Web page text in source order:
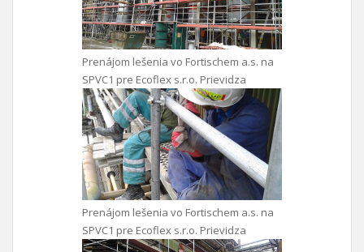
Prenájom lešenia vo Fortischem a.s. na
SPVC1 pre Ecoflex s.r.o. Prievidza
Prenájom lešenia vo Fortischem a.s. na
SPVC1 pre Ecoflex s.r.o. Prievidza